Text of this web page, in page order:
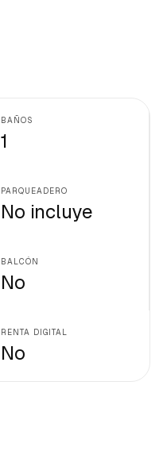
BAÑOS
1
PARQUEADERO
No incluye
BALCÓN
No
RENTA DIGITAL
No